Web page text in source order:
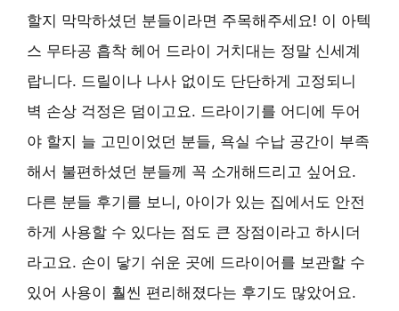
할지 막막하셨던 분들이라면 주목해주세요! 이 아텍
스 무타공 흡착 헤어 드라이 거치대는 정말 신세계
랍니다. 드릴이나 나사 없이도 단단하게 고정되니
벽 손상 걱정은 덤이고요. 드라이기를 어디에 두어
야 할지 늘 고민이었던 분들, 욕실 수납 공간이 부족
해서 불편하셨던 분들께 꼭 소개해드리고 싶어요.
다른 분들 후기를 보니, 아이가 있는 집에서도 안전
하게 사용할 수 있다는 점도 큰 장점이라고 하시더
라고요. 손이 닿기 쉬운 곳에 드라이어를 보관할 수
있어 사용이 훨씬 편리해졌다는 후기도 많았어요.